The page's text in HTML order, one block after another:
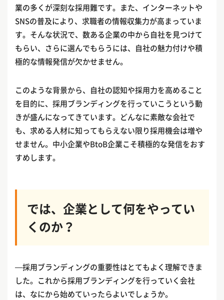
業の多くが深刻な採用難です。また、インターネットや
SNSの普及により、求職者の情報収集力が高まっていま
す。そんな状況で、数ある企業の中から自社を見つけて
もらい、さらに選んでもらうには、自社の魅力付けや積
極的な情報発信が欠かせません。
このような背景から、自社の認知や採用力を高めること
を目的に、採用ブランディングを行っていこうという動
きが盛んになってきています。どんなに素敵な会社で
も、求める人材に知ってもらえない限り採用機会は増や
せません。中小企業やBtoB企業こそ積極的な発信をおす
すめします。
では、企業として何をやってい
くのか？
—採用ブランディングの重要性はとてもよく理解できま
した。これから採用ブランディングを行っていく会社
は、なにから始めていったらよいでしょうか。